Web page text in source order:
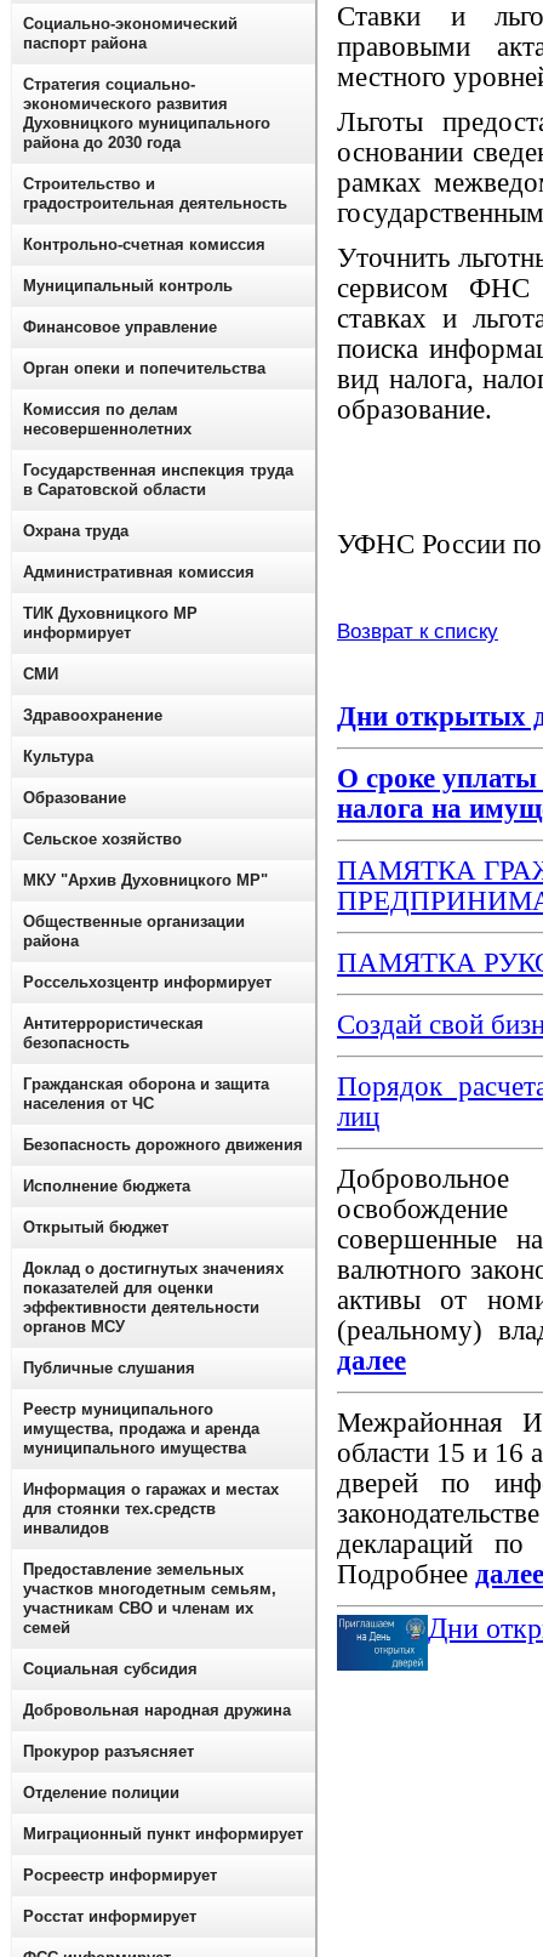
Ставки и
правовыми
местного
Льготы
основании
рамках
Уточнить
сервисом ФНС
ставках и
поиска
вид налога,
образование.
УФНС России по
Возврат к списку
Дни открытых
О сроке уплаты
налога на
ПАМЯТКА
ПАМЯТКА
Создай свой
Порядок
лиц
совершенные
валютного
активы от
(реальному)
далее
Межрайонная
области 15 и 16
дверей по
деклараций
Подробнее далее
Дни
Социально-экономический
паспорт района
Стратегия социально-
экономического развития
Духовницкого муниципального
района до 2030 года
Строительство и
градостроительная деятельность
Контрольно-счетная комиссия
Муниципальный контроль
Финансовое управление
Орган опеки и попечительства
Комиссия по делам
несовершеннолетних
Государственная инспекция труда
в Саратовской области
Охрана труда
Административная комиссия
ТИК Духовницкого МР
информирует
СМИ
Здравоохранение
Культура
Образование
Сельское хозяйство
МКУ "Архив Духовницкого МР"
Общественные организации
района
Россельхозцентр информирует
Антитеррористическая
безопасность
Гражданская оборона и защита
населения от ЧС
Безопасность дорожного движения
Исполнение бюджета
Открытый бюджет
Доклад о достигнутых значениях
показателей для оценки
эффективности деятельности
органов МСУ
Публичные слушания
Реестр муниципального
имущества, продажа и аренда
муниципального имущества
Информация о гаражах и местах
для стоянки тех.средств
инвалидов
Предоставление земельных
участков многодетным семьям,
участникам СВО и членам их
семей
Социальная субсидия
Добровольная народная дружина
Прокурор разъясняет
Отделение полиции
Миграционный пункт информирует
Росреестр информирует
Росстат информирует